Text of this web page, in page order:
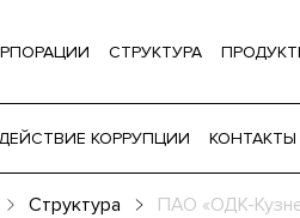
СТРУКТУРА
КОРРУПЦИИ КОНТАКТЫ
Структура ПАО «ОДК-